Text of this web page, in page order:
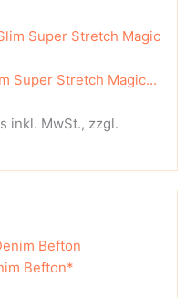
Super Stretch Magic...
inkl. MwSt., zzgl.
Befton*